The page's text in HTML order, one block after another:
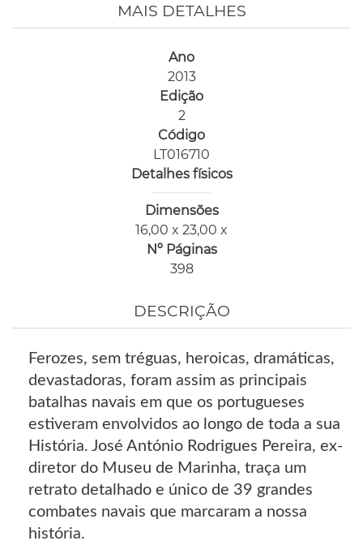
MAIS DETALHES
Ano
2013
Edição
2
Código
LT016710
Detalhes físicos
Dimensões
16,00 x 23,00 x
Nº Páginas
398
DESCRIÇÃO
Ferozes, sem tréguas, heroicas, dramáticas,
devastadoras, foram assim as principais
batalhas navais em que os portugueses
estiveram envolvidos ao longo de toda a sua
História. José António Rodrigues Pereira, ex-
diretor do Museu de Marinha, traça um
retrato detalhado e único de 39 grandes
combates navais que marcaram a nossa
história.